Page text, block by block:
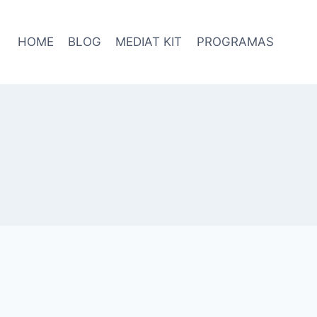
HOME BLOG MEDIAT KIT PROGRAMAS